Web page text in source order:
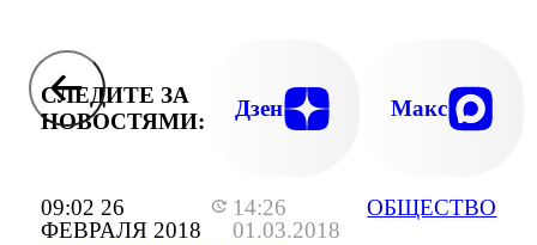
09:02 26
ФЕВРАЛЯ 2018
14:26
01.03.2018
ОБЩЕСТВО
СЛЕДИТЕ ЗА
НОВОСТЯМИ:
Дзен Макс